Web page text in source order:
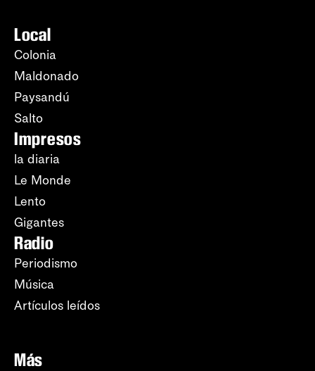
Local
Colonia
Maldonado
Paysandú
Salto
Impresos
la diaria
Le Monde
Lento
Gigantes
Radio
Periodismo
Música
Artículos leídos
Más